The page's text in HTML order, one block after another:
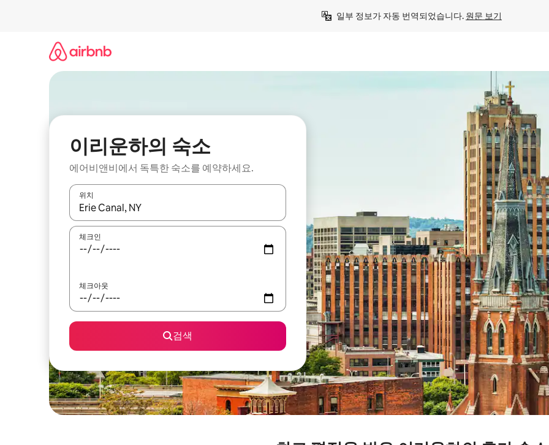
일부 정보가 자동 번역되었습니다. 원문 보기
이리운하의 숙소
에어비앤비에서 독특한 숙소를 예약하세요.
위치
결과가 나오면 위·아래 화살표 키를 사용하거나 터치 또는 스와이프 동작으로 탐색하세요.
체크인
체크아웃
검색